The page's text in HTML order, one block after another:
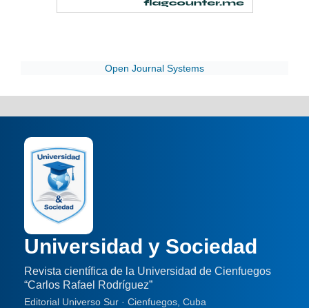
Open Journal Systems
Universidad y Sociedad
Revista científica de la Universidad de Cienfuegos
“Carlos Rafael Rodríguez”
Editorial Universo Sur · Cienfuegos, Cuba